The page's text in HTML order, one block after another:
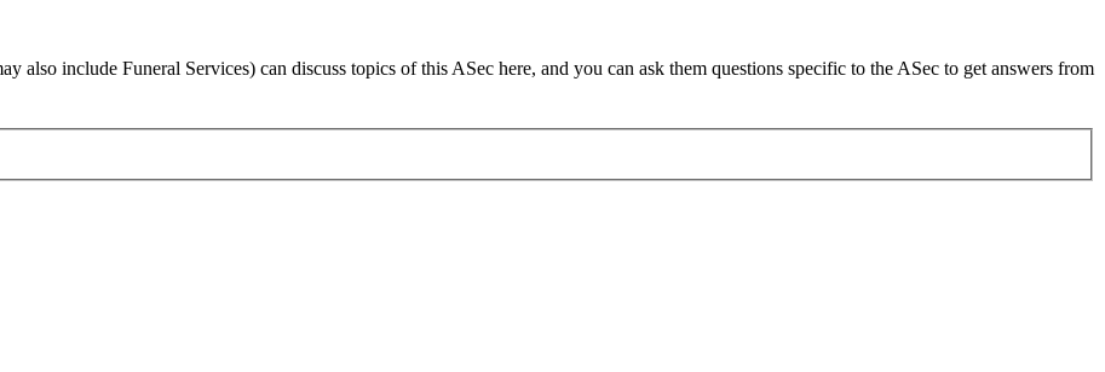
also include Funeral Services) can discuss topics of this ASec here, and you can ask them questions specific to the ASec to get answers from